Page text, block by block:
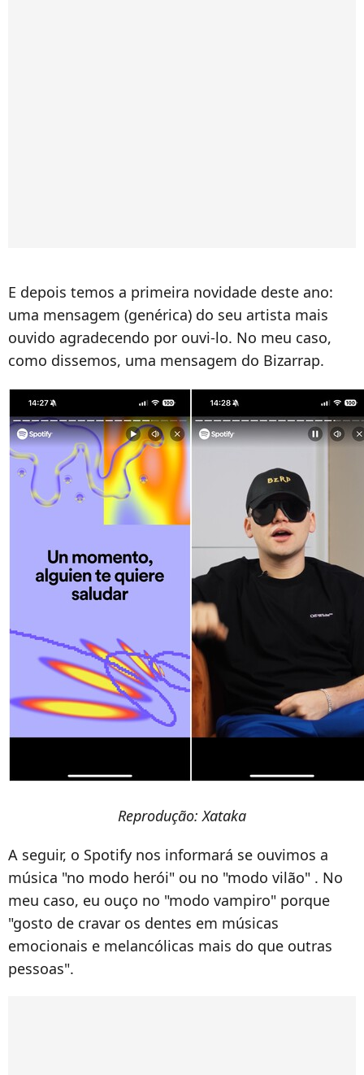
E depois temos a primeira novidade deste ano:
uma mensagem (genérica) do seu artista mais
ouvido agradecendo por ouvi-lo. No meu caso,
como dissemos, uma mensagem do Bizarrap.
Reprodução: Xataka
A seguir, o Spotify nos informará se ouvimos a
música "no modo herói" ou no "modo vilão" . No
meu caso, eu ouço no "modo vampiro" porque
"gosto de cravar os dentes em músicas
emocionais e melancólicas mais do que outras
pessoas".